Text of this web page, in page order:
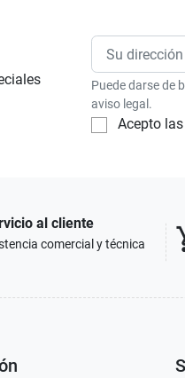
Puede darse de
aviso legal.
Acepto
al cliente
comercial y técnica